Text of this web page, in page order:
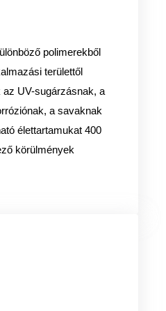
polimerekből
területtől
az UV-sugárzásnak, a
a savaknak
élettartamukat 400
körülmények